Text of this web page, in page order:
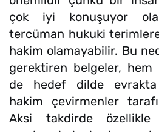
çok iyi konuşuyor
tercüman hukuki
hakim olamayabilir. Bu
gerektiren belgeler,
de hedef dilde
hakim çevirmenler
Aksi takdirde